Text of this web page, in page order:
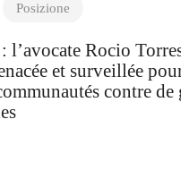
Posizione
Rocio
et surveillée
contre de